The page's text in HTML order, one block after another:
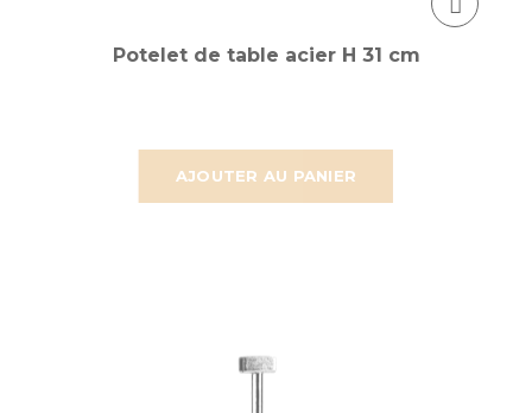
AJOUTER AU PANIER
Potelet de table acier H 31 cm